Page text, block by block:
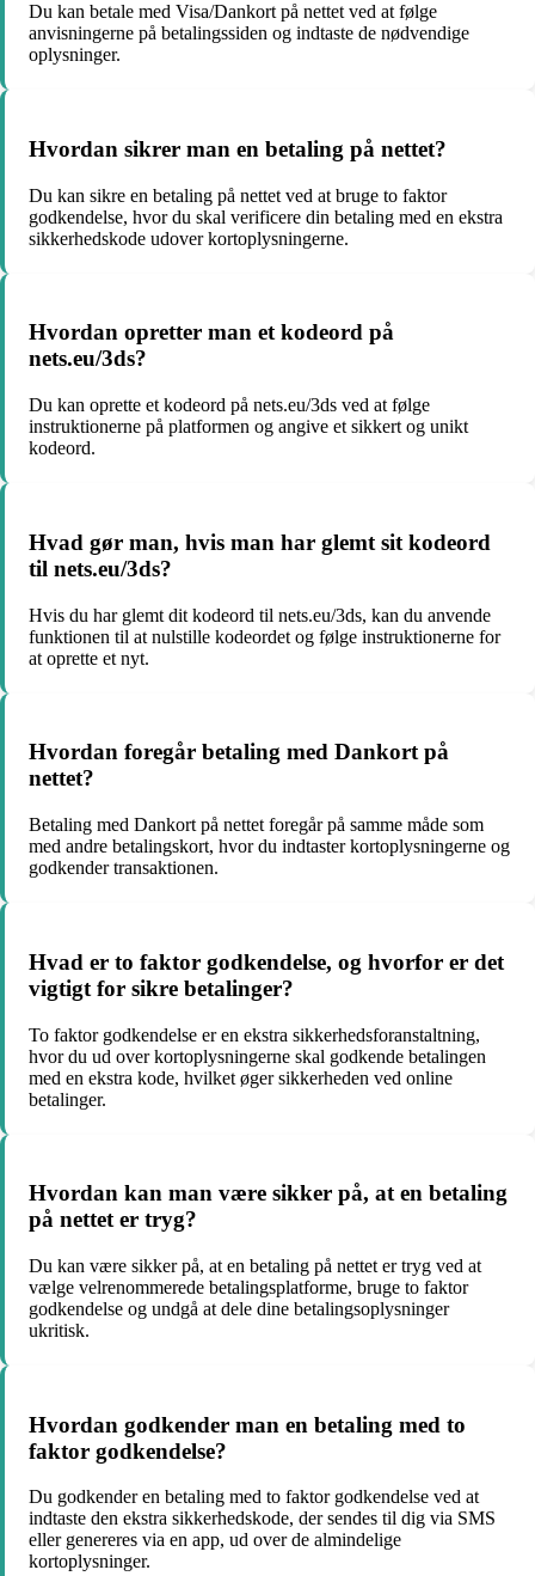
Du kan betale med Visa/Dankort på nettet ved at følge
anvisningerne på betalingssiden og indtaste de nødvendige
oplysninger.
Hvordan sikrer man en betaling på nettet?
Du kan sikre en betaling på nettet ved at bruge to faktor
godkendelse, hvor du skal verificere din betaling med en ekstra
sikkerhedskode udover kortoplysningerne.
Hvordan opretter man et kodeord på
nets.eu/3ds?
Du kan oprette et kodeord på nets.eu/3ds ved at følge
instruktionerne på platformen og angive et sikkert og unikt
kodeord.
Hvad gør man, hvis man har glemt sit kodeord
til nets.eu/3ds?
Hvis du har glemt dit kodeord til nets.eu/3ds, kan du anvende
funktionen til at nulstille kodeordet og følge instruktionerne for
at oprette et nyt.
Hvordan foregår betaling med Dankort på
nettet?
Betaling med Dankort på nettet foregår på samme måde som
med andre betalingskort, hvor du indtaster kortoplysningerne og
godkender transaktionen.
Hvad er to faktor godkendelse, og hvorfor er det
vigtigt for sikre betalinger?
To faktor godkendelse er en ekstra sikkerhedsforanstaltning,
hvor du ud over kortoplysningerne skal godkende betalingen
med en ekstra kode, hvilket øger sikkerheden ved online
betalinger.
Hvordan kan man være sikker på, at en betaling
på nettet er tryg?
Du kan være sikker på, at en betaling på nettet er tryg ved at
vælge velrenommerede betalingsplatforme, bruge to faktor
godkendelse og undgå at dele dine betalingsoplysninger
ukritisk.
Hvordan godkender man en betaling med to
faktor godkendelse?
Du godkender en betaling med to faktor godkendelse ved at
indtaste den ekstra sikkerhedskode, der sendes til dig via SMS
eller genereres via en app, ud over de almindelige
kortoplysninger.